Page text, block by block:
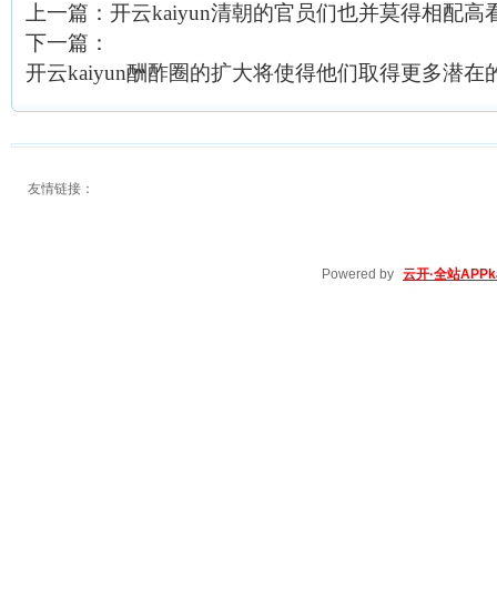
上一篇： 开云kaiyun清朝的官员们也并莫得相配高
下一篇：
开云kaiyun酬酢圈的扩大将使得他们取得更多潜在
友情链接：
Powered by 云开·全站